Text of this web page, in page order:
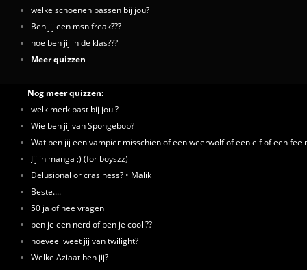
welke schoenen passen bij jou?
Ben jij een msn freak???
hoe ben jij in de klas???
Meer quizzen
Nog meer quizzen:
welk merk past bij jou ?
Wie ben jij van Spongebob?
Wat ben jij een vampier misschien of een weerwolf of een elf of een fee
Jij in manga ;) (for boyszz)
Delusional or crasiness? • Malik
Beste....
50 ja of nee vragen
ben je een nerd of ben je cool ??
hoeveel weet jij van twilight?
Welke Aziaat ben jij?